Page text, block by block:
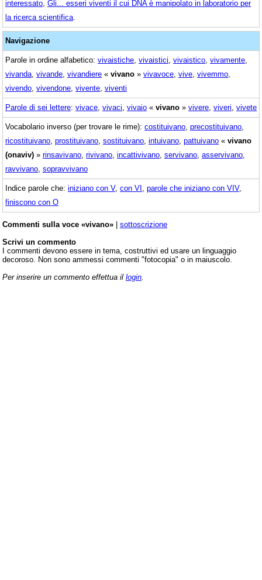
interessato Gli... esseri viventi il cui DNA è manipolato in laboratorio per
la ricerca scientifica
Navigazione
Parole in ordine alfabetico: vivaistiche vivaistici vivaistico vivamente
vivanda vivande vivandiere « vivano » vivavoce vive vivemmo
vivendo vivendone vivente viventi
Parole di sei lettere: vivace vivaci vivaio « vivano » vivere viveri vivete
Vocabolario inverso (per trovare le rime): costituivano precostituivano
ricostituivano prostituivano sostituivano intuivano pattuivano « vivano
(onaviv) » rinsavivano rivivano incattivivano servivano asservivano
ravvivano sopravvivano
Indice parole che: iniziano con V, con VI parole che iniziano con VIV,
finiscono con O
Commenti sulla voce «vivano» | sottoscrizione
Scrivi un commento
I commenti devono essere in tema, costruttivi ed usare un linguaggio
decoroso. Non sono ammessi commenti "fotocopia" o in maiuscolo.
Per inserire un commento effettua il login